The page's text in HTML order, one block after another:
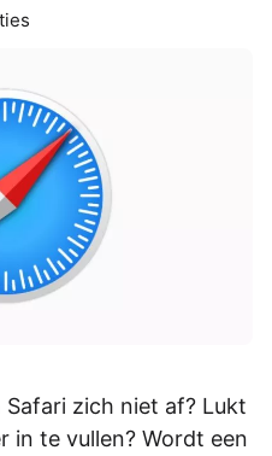
Safari zich niet af? Lukt
in te vullen? Wordt een